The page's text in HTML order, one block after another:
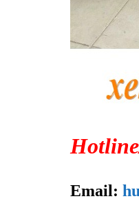
Email: